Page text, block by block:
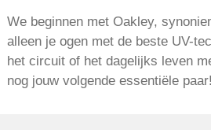
We beginnen met Oakley,
alleen je ogen met de beste UV-
het circuit of het dagelijks leven
nog jouw volgende essentiële paar!